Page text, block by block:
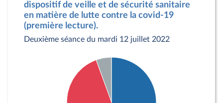
dispositif de veille et de sécurité sanitaire
en matière de lutte contre la covid-19
(première lecture).
Deuxième séance du mardi 12 juillet 2022